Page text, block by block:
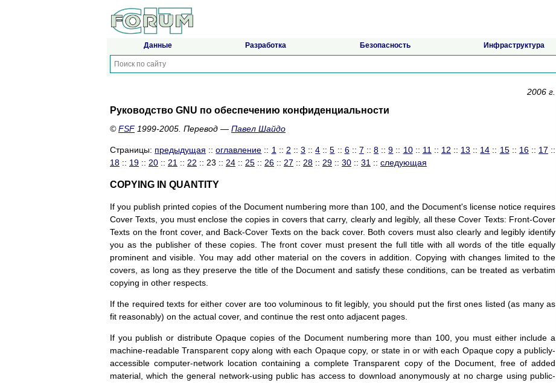
Данные Разработка Безопасность Инфраструктура
2006 г.
Руководство GNU по обеспечению конфиденциальности
©FSF1999-2005. Перевод — Павел Шайдо
Страницы: предыдущая ::оглавление :: 1 :: 2 :: 3 ::4 ::5 :: 6:: 7 ::8 ::9 :: 10:: 11 :: 12 :: 13 :: 14 :: 15:: 16:: 17 ::
18 :: 19 :: 20 :: 21 :: 22 :: 23 :: 24 :: 25 :: 26 :: 27 :: 28 :: 29 :: 30 :: 31 :: следующая
COPYING IN QUANTITY
If you publish printed copies of the Document numbering more than 100, and the Document's license notice requires
Cover Texts, you must enclose the copies in covers that carry, clearly and legibly, all these Cover Texts: Front-Cover
Texts on the front cover, and Back-Cover Texts on the back cover. Both covers must also clearly and legibly identify
you as the publisher of these copies. The front cover must present the full title with all words of the title equally
prominent and visible. You may add other material on the covers in addition. Copying with changes limited to the
covers, as long as they preserve the title of the Document and satisfy these conditions, can be treated as verbatim
copying in other respects.
If the required texts for either cover are too voluminous to fit legibly, you should put the first ones listed (as many as
fit reasonably) on the actual cover, and continue the rest onto adjacent pages.
If you publish or distribute Opaque copies of the Document numbering more than 100, you must either include a
machine-readable Transparent copy along with each Opaque copy, or state in or with each Opaque copy a publicly-
accessible computer-network location containing a complete Transparent copy of the Document, free of added
material, which the general network-using public has access to download anonymously at no charge using public-